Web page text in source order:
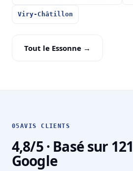
Viry-Châtillon
Tout le Essonne →
05AVIS CLIENTS
4,8/5 · Basé sur
Google